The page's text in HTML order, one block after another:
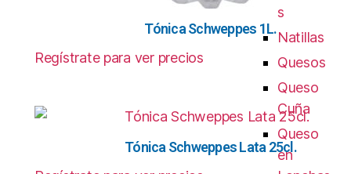
Tónica Schweppes 1L.
Regístrate para ver precios
Tónica Schweppes Lata 25cl.
s
Natillas
Quesos
Queso
Cuña
Queso
en